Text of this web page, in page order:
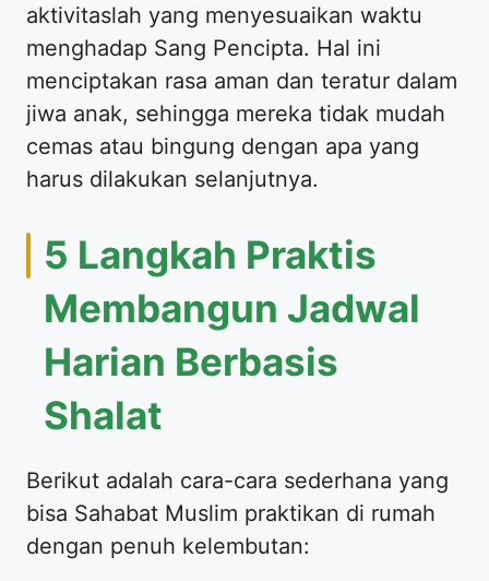
aktivitaslah yang menyesuaikan waktu
menghadap Sang Pencipta. Hal ini
menciptakan rasa aman dan teratur dalam
jiwa anak, sehingga mereka tidak mudah
cemas atau bingung dengan apa yang
harus dilakukan selanjutnya.
​5 Langkah Praktis
Membangun Jadwal
Harian Berbasis
Shalat
​Berikut adalah cara-cara sederhana yang
bisa Sahabat Muslim praktikan di rumah
dengan penuh kelembutan: